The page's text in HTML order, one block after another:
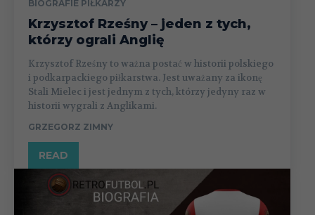
BIOGRAFIE PIŁKARZY
Krzysztof Rześny – jeden z tych,
którzy ograli Anglię
Krzysztof Rześny to ważna postać w historii polskiego
i podkarpackiego piłkarstwa. Jest uważany za ikonę
Stali Mielec i jest jednym z tych, którzy jedyny raz w
historii wygrali z Anglikami.
GRZEGORZ ZIMNY
READ